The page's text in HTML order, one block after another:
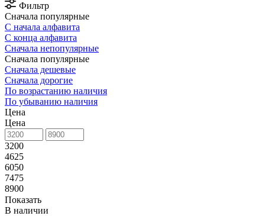
Фильтр
Сначала популярные
С начала алфавита
С конца алфавита
Сначала непопулярные
Сначала популярные
Сначала дешевые
Сначала дорогие
По возрастанию наличия
По убыванию наличия
Цена
Цена
3200
4625
6050
7475
8900
Показать
В наличии